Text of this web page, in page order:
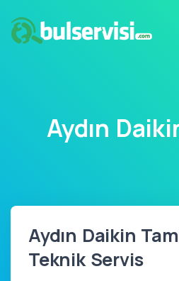
Aydın
Aydın Daikin
Teknik Servis